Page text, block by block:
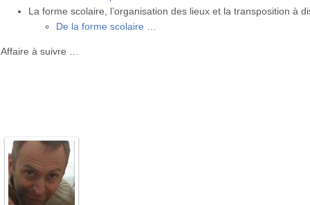
La forme scolaire, l’organisation des lieux et la transposition à
De la forme scolaire …
Affaire à suivre …